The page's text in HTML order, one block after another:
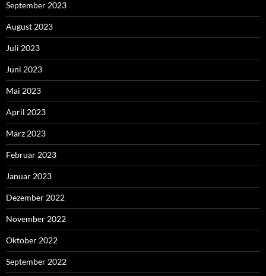
September 2023
August 2023
Juli 2023
Juni 2023
Mai 2023
April 2023
März 2023
Februar 2023
Januar 2023
Dezember 2022
November 2022
Oktober 2022
September 2022